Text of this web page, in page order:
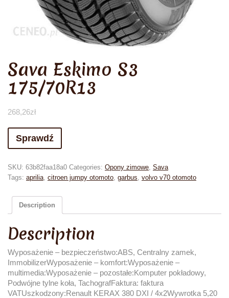
Sava Eskimo S3
175/70R13
268,26zł
Sprawdź
SKU: 63b82faa18a0 Categories: Opony zimowe, Sava
Tags: aprilia, citroen jumpy otomoto, garbus, volvo v70 otomoto
Description
Description
Wyposażenie – bezpieczeństwo:ABS, Centralny zamek,
ImmobilizerWyposażenie – komfort:Wyposażenie –
multimedia:Wyposażenie – pozostałe:Komputer pokładowy,
Podwójne tylne koła, TachografFaktura: faktura
VATUszkodzony:Renault KERAX 380 DXI / 4x2Wywrotka 5,20